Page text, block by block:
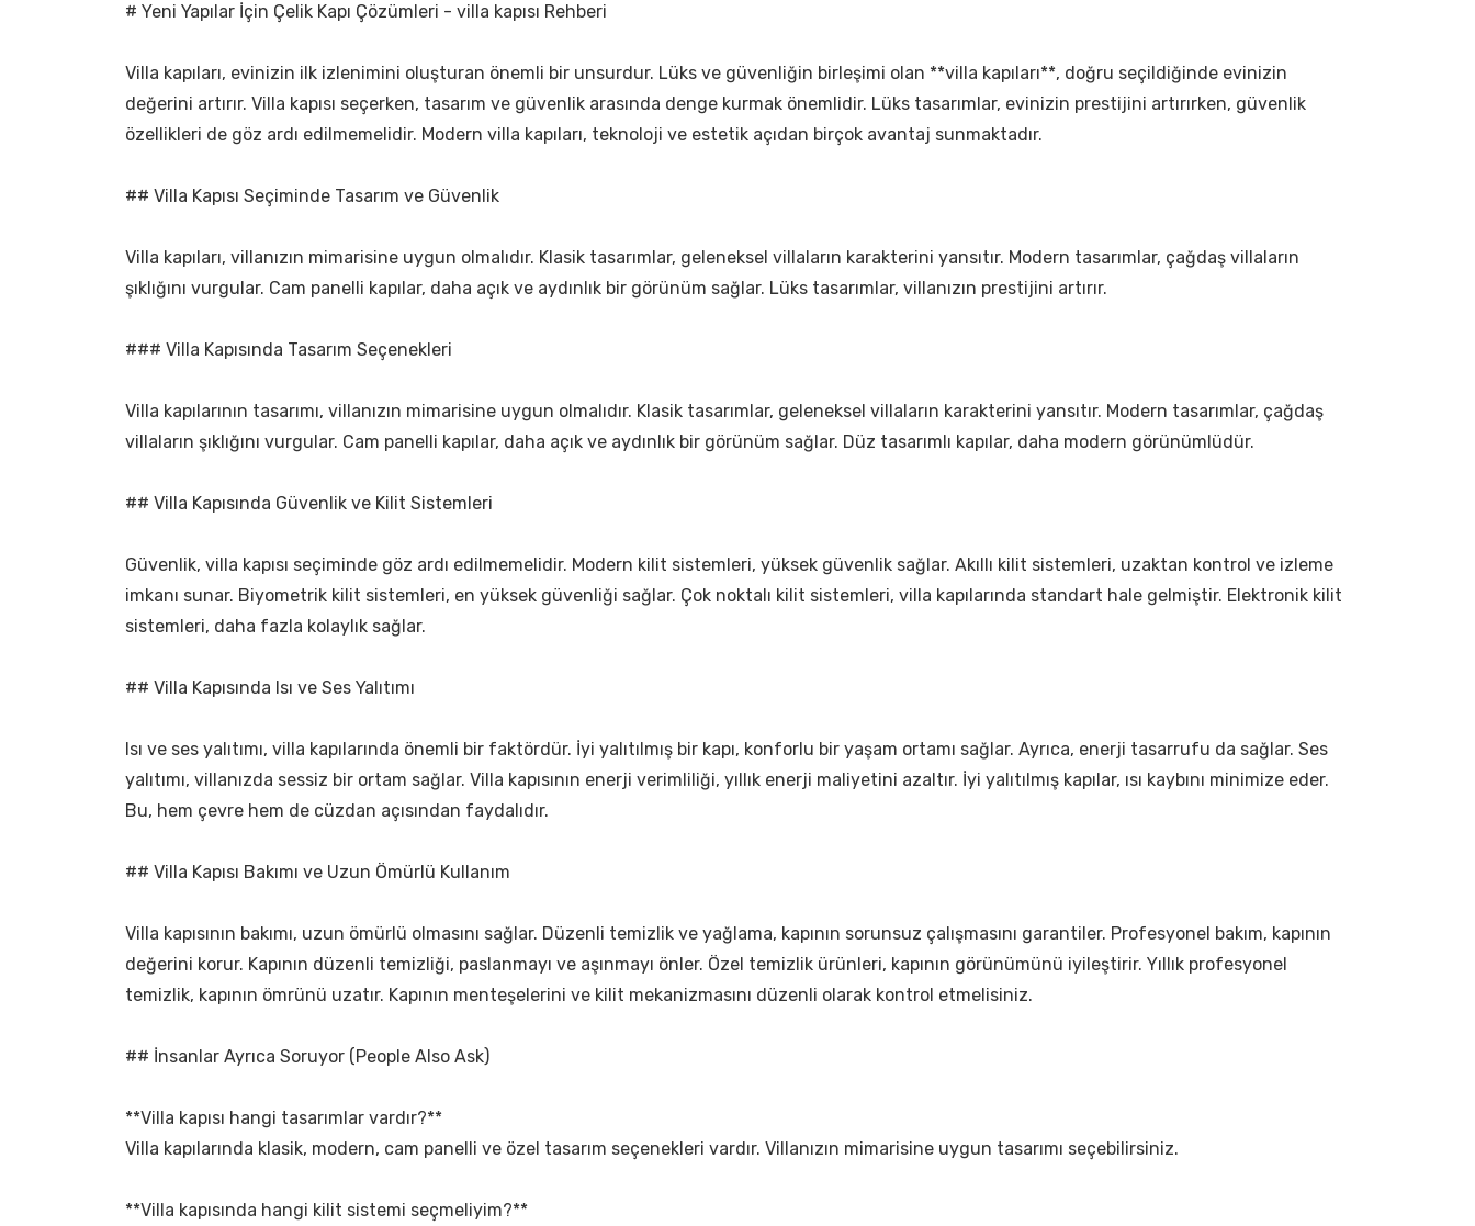
# Yeni Yapılar İçin Çelik Kapı Çözümleri - villa kapısı Rehberi
Villa kapıları, evinizin ilk izlenimini oluşturan önemli bir unsurdur. Lüks ve güvenliğin birleşimi olan **villa kapıları**, doğru seçildiğinde evinizin
değerini artırır. Villa kapısı seçerken, tasarım ve güvenlik arasında denge kurmak önemlidir. Lüks tasarımlar, evinizin prestijini artırırken, güvenlik
özellikleri de göz ardı edilmemelidir. Modern villa kapıları, teknoloji ve estetik açıdan birçok avantaj sunmaktadır.
## Villa Kapısı Seçiminde Tasarım ve Güvenlik
Villa kapıları, villanızın mimarisine uygun olmalıdır. Klasik tasarımlar, geleneksel villaların karakterini yansıtır. Modern tasarımlar, çağdaş villaların
şıklığını vurgular. Cam panelli kapılar, daha açık ve aydınlık bir görünüm sağlar. Lüks tasarımlar, villanızın prestijini artırır.
### Villa Kapısında Tasarım Seçenekleri
Villa kapılarının tasarımı, villanızın mimarisine uygun olmalıdır. Klasik tasarımlar, geleneksel villaların karakterini yansıtır. Modern tasarımlar, çağdaş
villaların şıklığını vurgular. Cam panelli kapılar, daha açık ve aydınlık bir görünüm sağlar. Düz tasarımlı kapılar, daha modern görünümlüdür.
## Villa Kapısında Güvenlik ve Kilit Sistemleri
Güvenlik, villa kapısı seçiminde göz ardı edilmemelidir. Modern kilit sistemleri, yüksek güvenlik sağlar. Akıllı kilit sistemleri, uzaktan kontrol ve izleme
imkanı sunar. Biyometrik kilit sistemleri, en yüksek güvenliği sağlar. Çok noktalı kilit sistemleri, villa kapılarında standart hale gelmiştir. Elektronik kilit
sistemleri, daha fazla kolaylık sağlar.
## Villa Kapısında Isı ve Ses Yalıtımı
Isı ve ses yalıtımı, villa kapılarında önemli bir faktördür. İyi yalıtılmış bir kapı, konforlu bir yaşam ortamı sağlar. Ayrıca, enerji tasarrufu da sağlar. Ses
yalıtımı, villanızda sessiz bir ortam sağlar. Villa kapısının enerji verimliliği, yıllık enerji maliyetini azaltır. İyi yalıtılmış kapılar, ısı kaybını minimize eder.
Bu, hem çevre hem de cüzdan açısından faydalıdır.
## Villa Kapısı Bakımı ve Uzun Ömürlü Kullanım
Villa kapısının bakımı, uzun ömürlü olmasını sağlar. Düzenli temizlik ve yağlama, kapının sorunsuz çalışmasını garantiler. Profesyonel bakım, kapının
değerini korur. Kapının düzenli temizliği, paslanmayı ve aşınmayı önler. Özel temizlik ürünleri, kapının görünümünü iyileştirir. Yıllık profesyonel
temizlik, kapının ömrünü uzatır. Kapının menteşelerini ve kilit mekanizmasını düzenli olarak kontrol etmelisiniz.
## İnsanlar Ayrıca Soruyor (People Also Ask)
**Villa kapısı hangi tasarımlar vardır?**
Villa kapılarında klasik, modern, cam panelli ve özel tasarım seçenekleri vardır. Villanızın mimarisine uygun tasarımı seçebilirsiniz.
**Villa kapısında hangi kilit sistemi seçmeliyim?**